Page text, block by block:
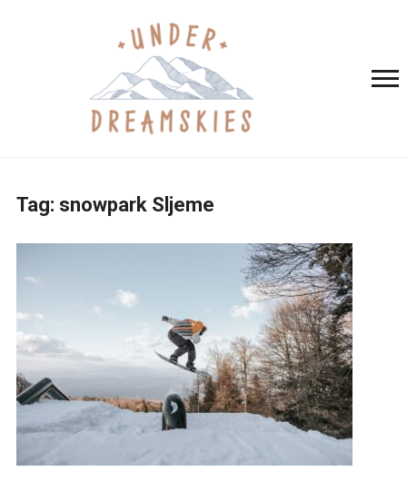
Tag: snowpark Sljeme